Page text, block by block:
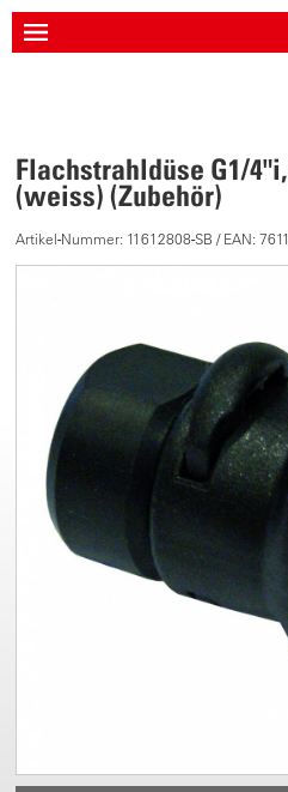
Flachstrahldüse G1/4"i,
(weiss) (Zubehör)
Artikel-Nummer: 11612808-SB / EAN: